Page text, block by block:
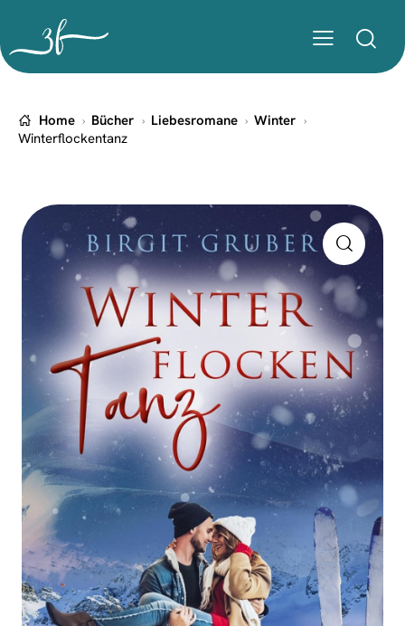
Home Bücher Liebesromane
Winter
Winterflockentanz